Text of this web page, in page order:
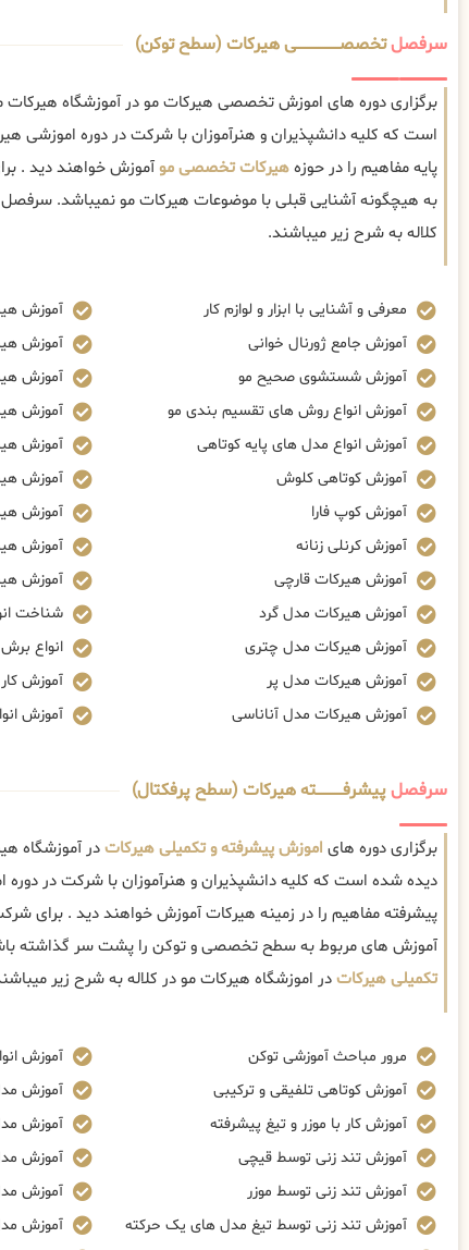
سرفصلتخصصــــــــــــــــــــی هیرکات (سطح توکن)
برگزاری دوره های اموزش تخصصی هیرکات مو در آموزشگاه هیرکات
است که کلیه دانشپذیران و هنرآموزان با شرکت در دوره اموزشی
پایه مفاهیم را در حوزههیرکات تخصصی موآموزش خواهند دید .
به هیچگونه آشنایی قبلی با موضوعات هیرکات مو نمیباشد.
کلاله به شرح زیر میباشند.
معرفی و آشنایی با ابزار و لوازم کار
آموزش جامع ژورنال خوانی
آموزش شستشوی صحیح مو
آموزش انواع روش های تقسیم بندی مو
آموزش انواع مدل های پایه کوتاهی
آموزش کوتاهی کلوش
آموزش کوپ فارا
آموزش کرنلی زنانه
آموزش هیرکات قارچی
آموزش هیرکات مدل گرد
آموزش هیرکات مدل چتری
آموزش هیرکات مدل پر
آموزش هیرکات مدل آناناسی
آموزش
آموزش
آموزش
آموزش
آموزش
آموزش
آموزش
آموزش
آموزش
شناخت
انواع
آموزش
آموزش
سرفصلپیشرفــــــــــــته هیرکات (سطح پرفکتال)
برگزاری دوره های اموزش پیشرفته و تکمیلی هیرکاتدر آموزشگاه
دیده شده است که کلیه دانشپذیران و هنرآموزان با شرکت در
پیشرفته مفاهیم را در زمینه هیرکات آموزش خواهند دید . برای
آموزش های مربوط به سطح تخصصی و توکن را پشت سر گذاشته
تکمیلی هیرکاتدر اموزشگاه هیرکات مو در کلاله به شرح زیر
مرور مباحث آموزشی توکن
آموزش کوتاهی تلفیقی و ترکیبی
آموزش کار با موزر و تیغ پیشرفته
آموزش تند زنی توسط قیچی
آموزش تند زنی توسط موزر
آموزش تند زنی توسط تیغ مدل های یک حرکته
آموزش
آموزش
آموزش
آموزش
آموزش
آموزش